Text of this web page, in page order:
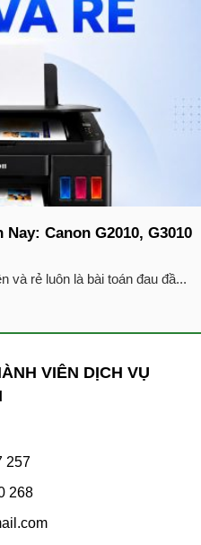
Canon G2010, G3010
và rẻ luôn là bài toán đau đầ...
VIÊN DỊCH VỤ
257
268